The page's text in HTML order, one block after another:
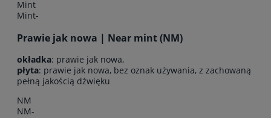
Mint
Mint-
Prawie jak nowa | Near mint (NM)
okładka: prawie jak nowa,
płyta: prawie jak nowa, bez oznak używania, z zachowaną
pełną jakością dźwięku
NM
NM-